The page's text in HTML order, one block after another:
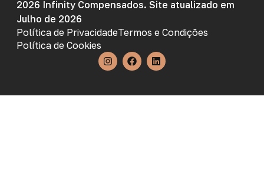
2026 Infinity Compensados. Site atualizado em
Julho de 2026
Política de PrivacidadeTermos e Condições
Política de Cookies